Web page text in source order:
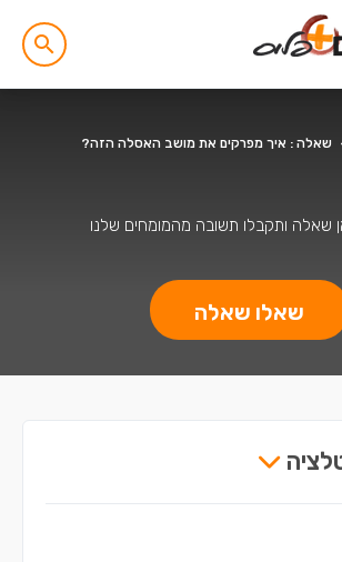
שאלה : איך מפרקים את מושב האסלה הזה?
שאלה ותקבלו תשובה מהמומחים שלנו
שאלו שאלה